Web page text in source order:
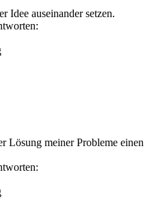
Idee auseinander setzen.
Lösung meiner Probleme einen